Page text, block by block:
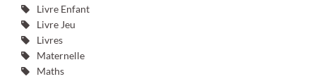
Livre Enfant
Livre Jeu
Livres
Maternelle
Maths